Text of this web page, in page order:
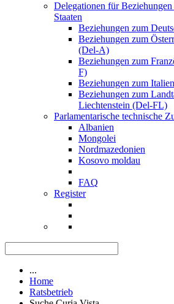
Delegationen für
Staaten
Beziehungen zum
Beziehungen zum
(Del-A)
Beziehungen zum
F)
Beziehungen zum
Beziehungen zum
Liechtenstein (Del-FL)
Parlamentarische technische
Albanien
Mongolei
Nordmazedonien
Kosovo moldau
FAQ
Register
...
Home
Ratsbetrieb